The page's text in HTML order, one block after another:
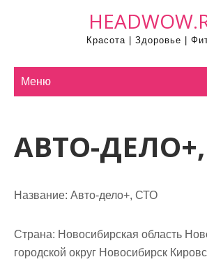
Красота | Здоровье |
Меню
АВТО-
Название: Авто-дело+, СТО
Страна: Новосибирская область
городской округ Новосибирск